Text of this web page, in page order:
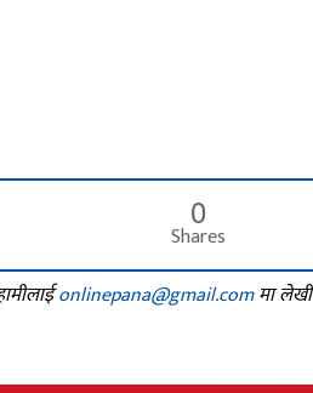
0
Shares
onlinepana@gmail.comमा लेखी